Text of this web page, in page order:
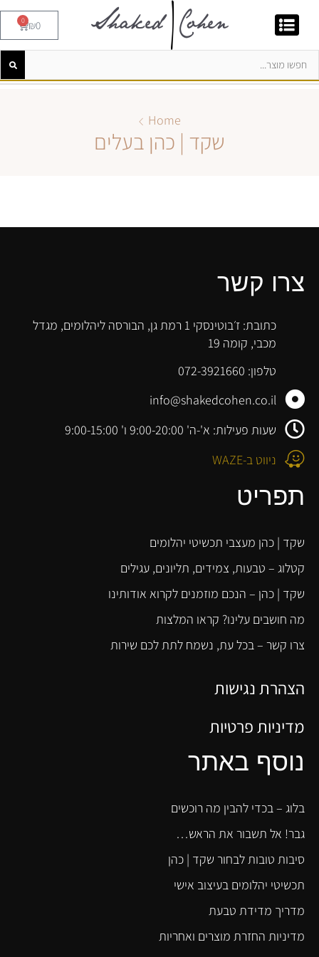
₪0
0
Home
שקד | כהן בעלים
צרו קשר
כתובת: ז׳בוטינסקי 1 רמת גן, הבורסה ליהלומים, מגדל
מכבי, קומה 19
טלפון: 072-3921660
info@shakedcohen.co.il
שעות פעילות: א'-ה' 9:00-20:00 ו' 9:00-15:00
ניווט ב-WAZE
תפריט
שקד | כהן מעצבי תכשיטי יהלומים
קטלוג – טבעות, צמידים, תליונים, עגילים
שקד | כהן – הנכם מוזמנים לקרוא אודותינו
מה חושבים עלינו? קראו המלצות
צרו קשר – בכל עת, נשמח לתת לכם שירות
הצהרת נגישות
מדיניות פרטיות
נוסף באתר
בלוג – בכדי להבין מה רוכשים
גבר! אל תשבור את הראש…
סיבות טובות לבחור שקד | כהן
תכשיטי יהלומים בעיצוב אישי
מדריך מדידת טבעת
מדיניות החזרת מוצרים ואחריות